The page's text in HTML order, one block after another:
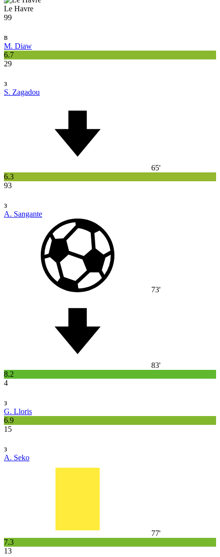
Le Havre
99
в
M. Diaw
6.7
29
з
S. Zagadou
65'
6.3
93
з
A. Sangante
73'
83'
8.2
4
з
G. Lloris
6.9
15
з
A. Seko
77'
7.3
13